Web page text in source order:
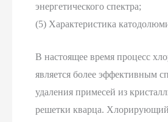
энергетического спектра;
(5) Характеристика
В настоящее время процесс
является более эффективным
удаления примесей из
решетки кварца.